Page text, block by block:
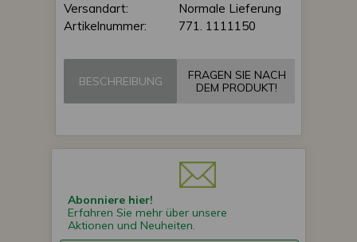
Versandart:
Normale Lieferung
Artikelnummer:
771. 1111150
BESCHREIBUNG
FRAGEN SIE NACH
DEM PRODUKT!
Abonniere hier!
Erfahren Sie mehr über unsere
Aktionen und Neuheiten.